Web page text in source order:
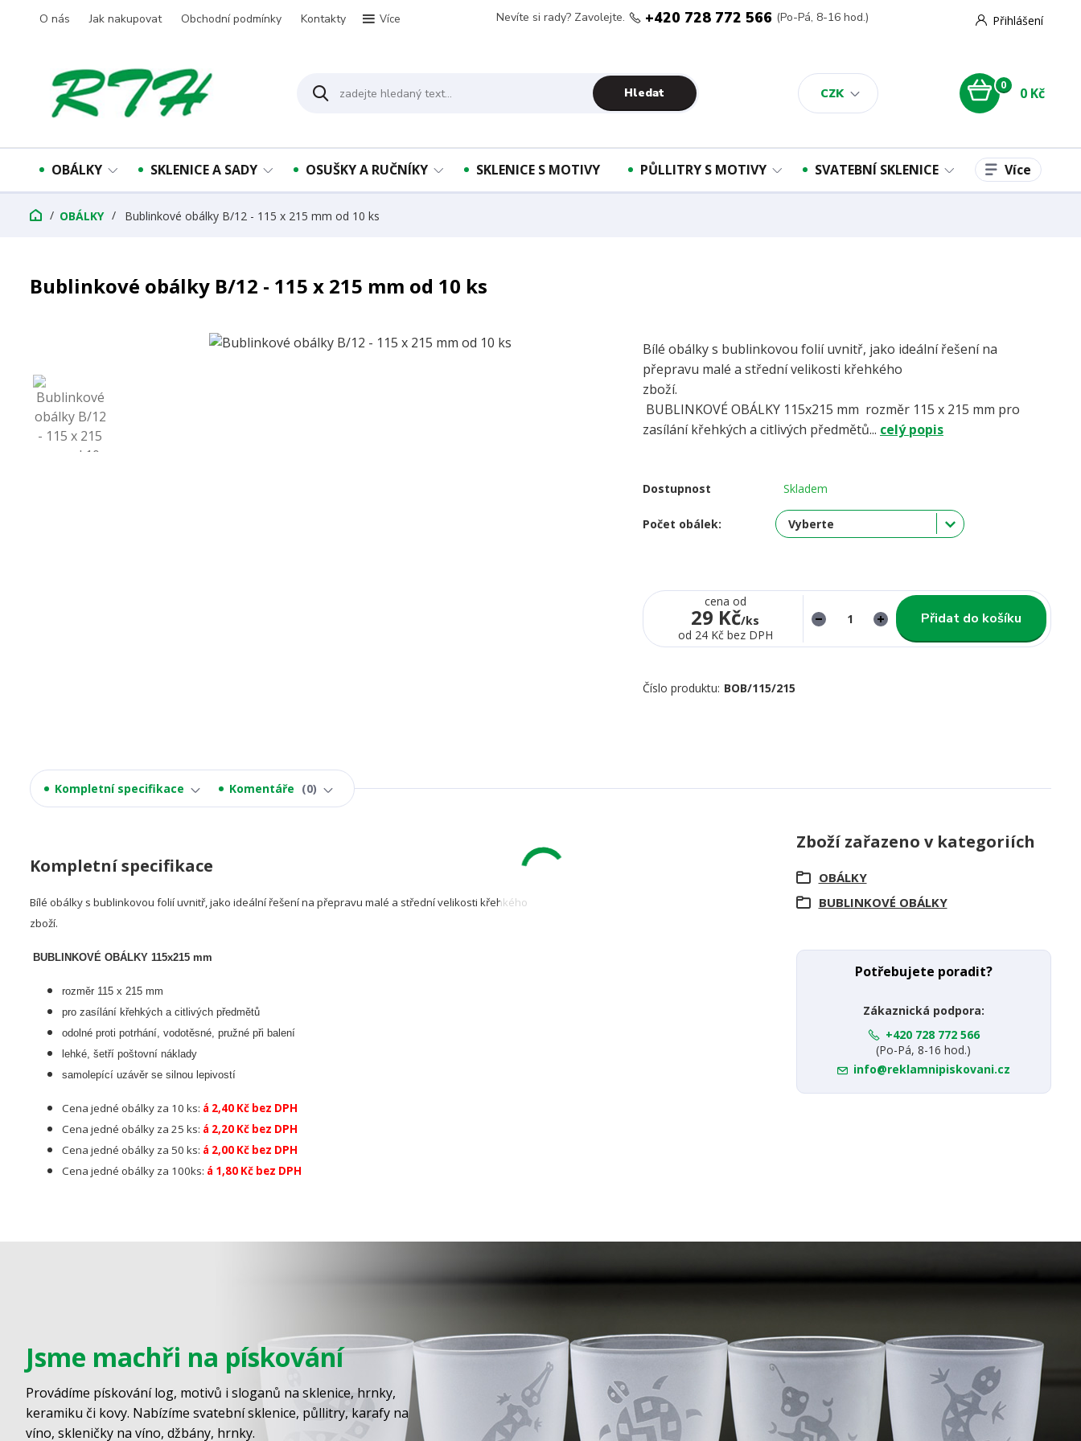
O nás Jak nakupovat Obchodní podmínky Kontakty Více
CZK
Přihlášení
Hledat
Nevíte si rady? Zavolejte. +420 728 772 566 (Po-Pá, 8-16 hod.)
0 0 Kč
OBÁLKY SKLENICE A SADY OSUŠKY A RUČNÍKY SKLENICE S MOTIVY PŮLLITRY S MOTIVY SVATEBNÍ SKLENICE Více
OBÁLKY Bublinkové obálky B/12 - 115 x 215 mm od 10 ks
Bublinkové obálky B/12 - 115 x 215 mm od 10 ks
Bílé obálky s bublinkovou folií uvnitř, jako ideální řešení na
přepravu malé a střední velikosti křehkého
zboží.
BUBLINKOVÉ OBÁLKY 115x215 mm rozměr 115 x 215 mm pro
zasílání křehkých a citlivých předmětů... celý popis
Dostupnost Skladem
Počet obálek:
cena od
29 Kč/ks
od 24 Kč bez DPH
Přidat do košíku
Číslo produktu: BOB/115/215
Kompletní specifikace Komentáře 0
Kompletní specifikace
Bílé obálky s bublinkovou folií uvnitř, jako ideální řešení na přepravu malé a střední velikosti křehkého
zboží.
BUBLINKOVÉ OBÁLKY 115x215 mm
rozměr 115 x 215 mm
pro zasílání křehkých a citlivých předmětů
odolné proti potrhání, vodotěsné, pružné při balení
lehké, šetří poštovní náklady
samolepící uzávěr se silnou lepivostí
Cena jedné obálky za 10 ks: á 2,40 Kč bez DPH
Cena jedné obálky za 25 ks: á 2,20 Kč bez DPH
Cena jedné obálky za 50 ks: á 2,00 Kč bez DPH
Cena jedné obálky za 100ks: á 1,80 Kč bez DPH
Zboží zařazeno v kategoriích
OBÁLKY
BUBLINKOVÉ OBÁLKY
Potřebujete poradit?
Zákaznická podpora:
+420 728 772 566
(Po-Pá, 8-16 hod.)
info@reklamnipiskovani.cz
Jsme machři na pískování
Provádíme pískování log, motivů i sloganů na sklenice, hrnky,
keramiku či kovy. Nabízíme svatební sklenice, půllitry, karafy na
víno, skleničky na víno, džbány, hrnky.